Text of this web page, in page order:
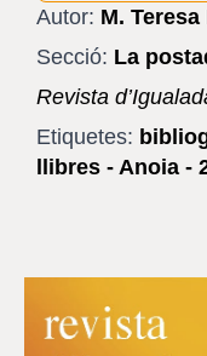
Autor: M.
Secció: La
Revista
Etiquetes:
llibres - Anoia -